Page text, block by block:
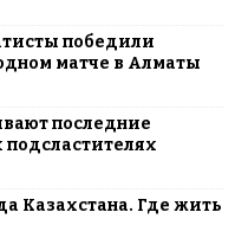
победили
матче в Алматы
последние
Казахстана. Где жить